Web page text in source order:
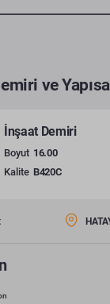
ve
İnşaat Demiri
Boyut 16.00
Kalite B420C